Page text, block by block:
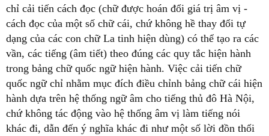
chỉ cải tiến cách đọc (chữ được hoán đổi giá trị âm vị -
cách đọc của một số chữ cái, chứ không hề thay đổi tự
dạng của các con chữ La tinh hiện dùng) có thể tạo ra các
vần, các tiếng (âm tiết) theo đúng các quy tắc hiện hành
trong bảng chữ quốc ngữ hiện hành. Việc cải tiến chữ
quốc ngữ chỉ nhằm mục đích điều chỉnh bảng chữ cái hiện
hành dựa trên hệ thống ngữ âm cho tiếng thủ đô Hà Nội,
chứ không tác động vào hệ thống âm vị làm tiếng nói
khác đi, dẫn đến ý nghĩa khác đi như một số lời đồn thổi